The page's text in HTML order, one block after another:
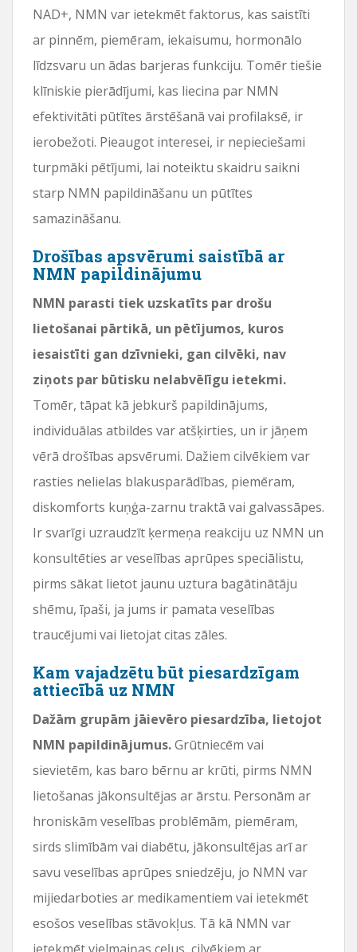
NAD+, NMN var ietekmēt faktorus, kas saistīti
ar pinnēm, piemēram, iekaisumu, hormonālo
līdzsvaru un ādas barjeras funkciju. Tomēr tiešie
klīniskie pierādījumi, kas liecina par NMN
efektivitāti pūtītes ārstēšanā vai profilaksē, ir
ierobežoti. Pieaugot interesei, ir nepieciešami
turpmāki pētījumi, lai noteiktu skaidru saikni
starp NMN papildināšanu un pūtītes
samazināšanu.
Drošības apsvērumi saistībā ar
NMN papildinājumu
NMN parasti tiek uzskatīts par drošu
lietošanai pārtikā, un pētījumos, kuros
iesaistīti gan dzīvnieki, gan cilvēki, nav
ziņots par būtisku nelabvēlīgu ietekmi.
Tomēr, tāpat kā jebkurš papildinājums,
individuālas atbildes var atšķirties, un ir jāņem
vērā drošības apsvērumi. Dažiem cilvēkiem var
rasties nelielas blakusparādības, piemēram,
diskomforts kuņģa-zarnu traktā vai galvassāpes.
Ir svarīgi uzraudzīt ķermeņa reakciju uz NMN un
konsultēties ar veselības aprūpes speciālistu,
pirms sākat lietot jaunu uztura bagātinātāju
shēmu, īpaši, ja jums ir pamata veselības
traucējumi vai lietojat citas zāles.
Kam vajadzētu būt piesardzīgam
attiecībā uz NMN
Dažām grupām jāievēro piesardzība, lietojot
NMN papildinājumus.Grūtniecēm vai
sievietēm, kas baro bērnu ar krūti, pirms NMN
lietošanas jākonsultējas ar ārstu. Personām ar
hroniskām veselības problēmām, piemēram,
sirds slimībām vai diabētu, jākonsultējas arī ar
savu veselības aprūpes sniedzēju, jo NMN var
mijiedarboties ar medikamentiem vai ietekmēt
esošos veselības stāvokļus. Tā kā NMN var
ietekmēt vielmaiņas ceļus, cilvēkiem ar